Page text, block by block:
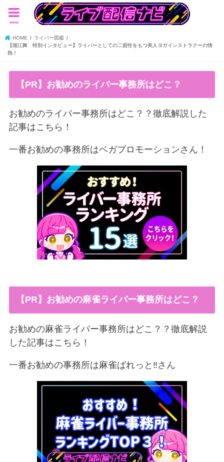
menu
HOME
ライバー図鑑
【堀江舞 特別インタビュー】ライバーとしての二面性をもつ美人ヨガインストラクーの情
熱！
【PR】お勧めのライバー事務所はどこ？
お勧めのライバー事務所はどこ？？徹底解説した
記事はこちら！
一番お勧めの事務所はベガプロモーションさん！
【PR】お勧めの麻雀ライバー事務所はどこ？
お勧めの麻雀ライバー事務所はどこ？？徹底解説
した記事はこちら！
一番お勧めの事務所は麻雀ぱれっと‼︎さん